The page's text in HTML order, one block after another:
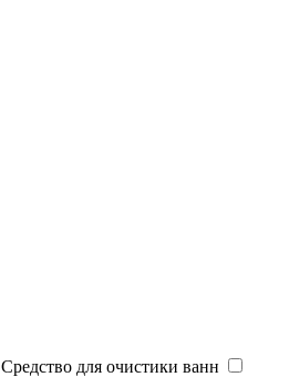
Средство для очистики ванн